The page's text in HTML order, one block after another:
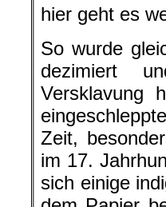
hier geht es
So wurde
dezimiert
Versklavung
Zeit,
im 17.
sich einige